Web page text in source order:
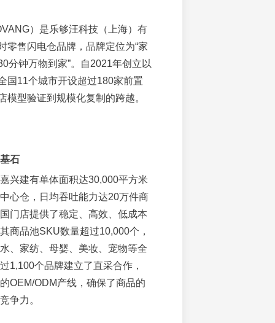
）是乐够汪科技（上海）有
零售闪电仓品牌，品牌定位为“家
分钟万物到家”。自2021年创立以
国11个城市开设超过180家前置
模型验证到规模化复制的跨越。
石
兴建有单体面积达30,000平方米
心仓，日均吞吐能力达20万件商
门店提供了稳定、高效、低成本
商品池SKU数量超过10,000个，
、家纺、母婴、美妆、宠物等全
1,100个品牌建立了直采合作，
OEM/ODM产线，确保了商品的
争力。